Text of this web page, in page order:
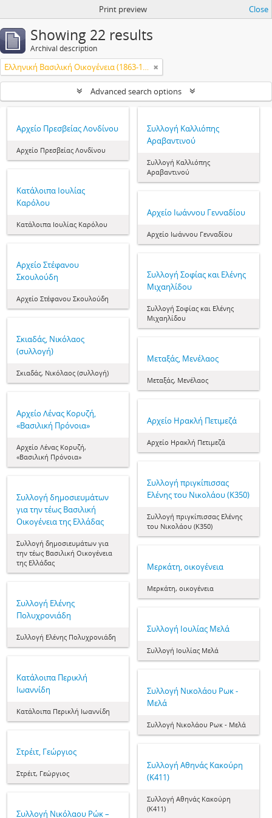
Print preview Close
Showing 22 results
Archival description
Ελληνική Βασιλική Οικογένεια (1863-1974)
Advanced search options
Αρχείο Πρεσβείας Λονδίνου
Αρχείο Πρεσβείας Λονδίνου
Συλλογή Καλλιόπης
Αραβαντινού
Συλλογή Καλλιόπης
Αραβαντινού
Κατάλοιπα Ιουλίας
Καρόλου
Κατάλοιπα Ιουλίας Καρόλου
Aρχείο Ιωάννου Γενναδίου
Aρχείο Ιωάννου Γενναδίου
Αρχείο Στέφανου
Σκουλούδη
Αρχείο Στέφανου Σκουλούδη
Συλλογή Σοφίας και Ελένης
Μιχαηλίδου
Συλλογή Σοφίας και Ελένης
Μιχαηλίδου
Σκιαδάς, Νικόλαος
(συλλογή)
Σκιαδάς, Νικόλαος (συλλογή)
Μεταξάς, Μενέλαος
Μεταξάς, Μενέλαος
Αρχείο Λένας Κορυζή,
«Βασιλική Πρόνοια»
Αρχείο Λένας Κορυζή,
«Βασιλική Πρόνοια»
Αρχείο Ηρακλή Πετιμεζά
Αρχείο Ηρακλή Πετιμεζά
Συλλογή πριγκίπισσας
Ελένης του Νικολάου (Κ350)
Συλλογή πριγκίπισσας Ελένης
του Νικολάου (Κ350)
Συλλογή δημοσιευμάτων
για την τέως Βασιλική
Οικογένεια της Ελλάδας
Συλλογή δημοσιευμάτων για
την τέως Βασιλική Οικογένεια
της Ελλάδας
Μερκάτη, οικογένεια
Μερκάτη, οικογένεια
Συλλογή Ελένης
Πολυχρονιάδη
Συλλογή Ελένης Πολυχρονιάδη
Συλλογή Ιουλίας Μελά
Συλλογή Ιουλίας Μελά
Κατάλοιπα Περικλή
Ιωαννίδη
Κατάλοιπα Περικλή Ιωαννίδη
Συλλογή Νικολάου Ρωκ -
Μελά
Συλλογή Νικολάου Ρωκ - Μελά
Στρέιτ, Γεώργιος
Στρέιτ, Γεώργιος
Συλλογή Αθηνάς Κακούρη
(Κ411)
Συλλογή Αθηνάς Κακούρη
(Κ411)
Συλλογή Νικόλαου Ρώκ –